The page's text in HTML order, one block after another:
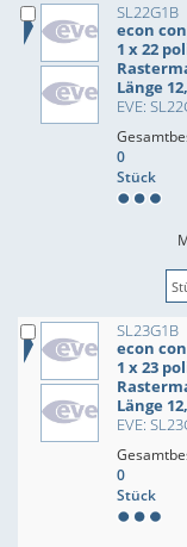
SL22G1B
econ
1 x 22
Länge
EVE:
0
Stück
SL23G1B
econ
1 x 23
Länge
EVE:
0
Stück